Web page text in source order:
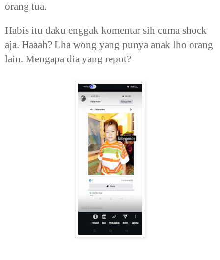
orang tua.
Habis itu daku enggak komentar sih cuma shock
aja. Haaah? Lha wong yang punya anak lho orang
lain. Mengapa dia yang repot?